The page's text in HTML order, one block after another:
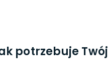
potrzebuje Twój